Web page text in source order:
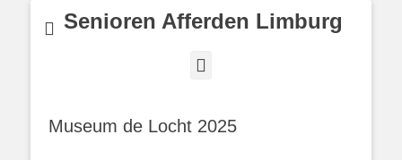
Senioren Afferden Limburg
Museum de Locht 2025